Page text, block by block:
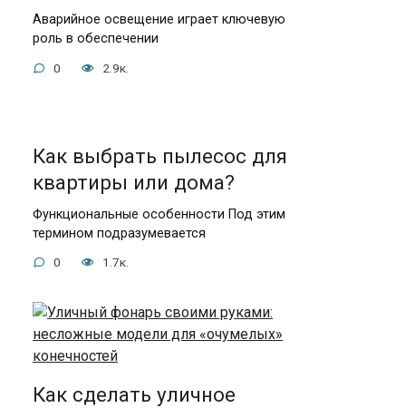
Аварийное освещение играет ключевую
роль в обеспечении
0 2.9к.
Как выбрать пылесос для
квартиры или дома?
Функциональные особенности Под этим
термином подразумевается
0 1.7к.
Как сделать уличное